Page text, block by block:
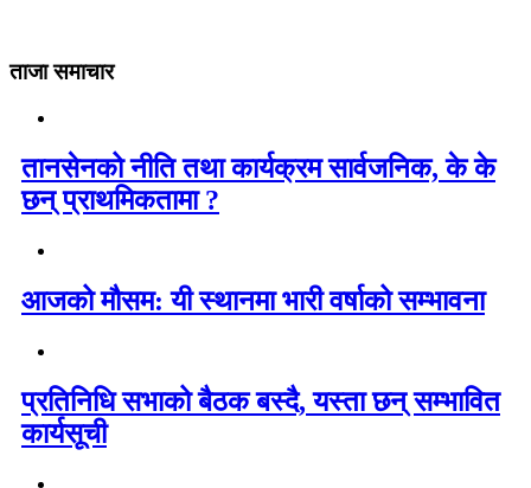
ताजा समाचार
तानसेनको नीति तथा कार्यक्रम सार्वजनिक, के के
छन् प्राथमिकतामा ?
आजको मौसम: यी स्थानमा भारी वर्षाको सम्भावना
प्रतिनिधि सभाको बैठक बस्दै, यस्ता छन् सम्भावित
कार्यसूची